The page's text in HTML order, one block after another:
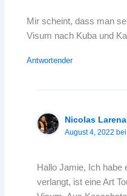
Mir scheint, dass man
Visum nach Kuba und
Antwortender
Nicolas
August 4, 2022
Hallo Jamie, Ich habe
verlangt, ist eine Art